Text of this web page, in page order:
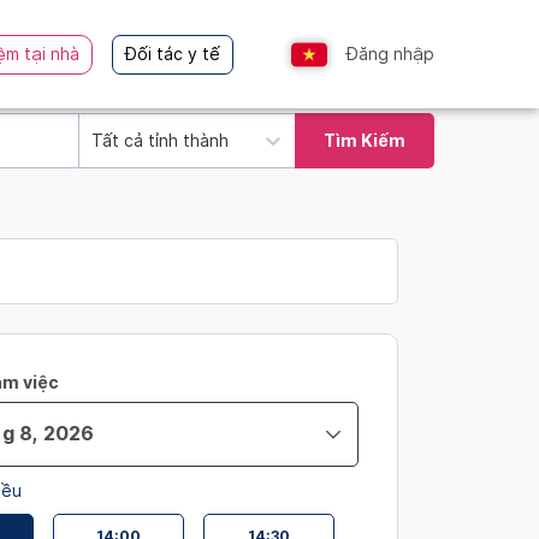
tại nhà Đối tác y tế Đăng nhập
Tất cả tỉnh thành Tìm Kiếm
việc